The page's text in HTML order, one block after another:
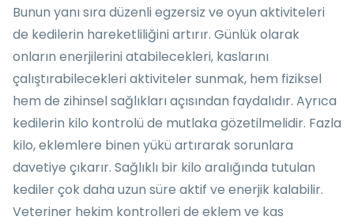
Bunun yanı sıra düzenli egzersiz ve oyun aktiviteleri
de kedilerin hareketliliğini artırır. Günlük olarak
onların enerjilerini atabilecekleri, kaslarını
çalıştırabilecekleri aktiviteler sunmak, hem fiziksel
hem de zihinsel sağlıkları açısından faydalıdır. Ayrıca
kedilerin kilo kontrolü de mutlaka gözetilmelidir. Fazla
kilo, eklemlere binen yükü artırarak sorunlara
davetiye çıkarır. Sağlıklı bir kilo aralığında tutulan
kediler çok daha uzun süre aktif ve enerjik kalabilir.
Veteriner hekim kontrolleri de eklem ve kas